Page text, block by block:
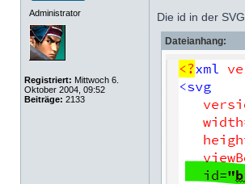
Administrator
Registriert: Mittwoch 6.
Oktober 2004, 09:52
Beiträge: 2133
Die id in der
Dateianhang: